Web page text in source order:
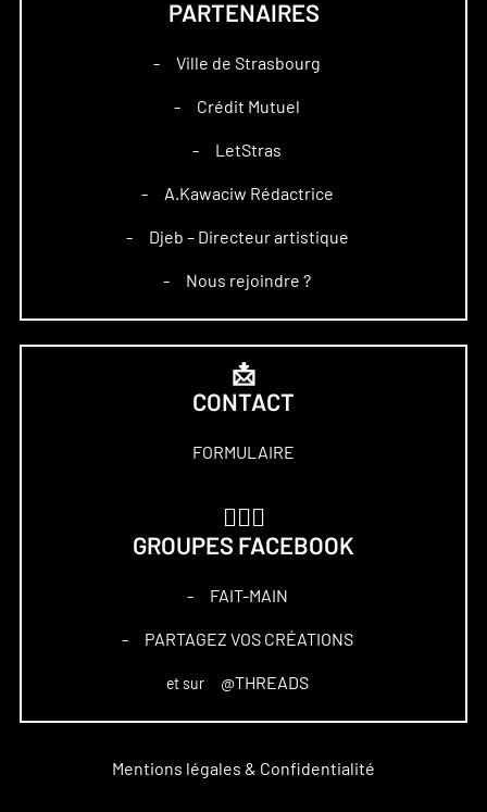
PARTENAIRES
– Ville de Strasbourg
– Crédit Mutuel
– LetStras
– A.Kawaciw Rédactrice
– Djeb – Directeur artistique
– Nous rejoindre ?
📩
CONTACT
FORMULAIRE
GROUPES FACEBOOK
– FAIT-MAIN
– PARTAGEZ VOS CRÉATIONS
et sur @THREADS
Mentions légales & Confidentialité